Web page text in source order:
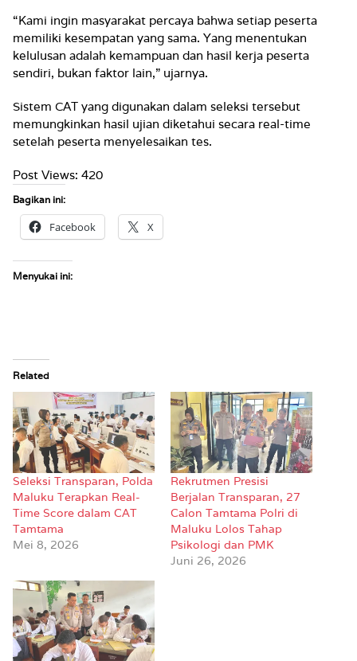
“Kami ingin masyarakat percaya bahwa setiap peserta
memiliki kesempatan yang sama. Yang menentukan
kelulusan adalah kemampuan dan hasil kerja peserta
sendiri, bukan faktor lain,” ujarnya.
Sistem CAT yang digunakan dalam seleksi tersebut
memungkinkan hasil ujian diketahui secara real-time
setelah peserta menyelesaikan tes.
Post Views: 420
Bagikan ini:
Facebook X
Menyukai ini:
Related
Seleksi Transparan, Polda
Maluku Terapkan Real-
Time Score dalam CAT
Tamtama
Mei 8, 2026
Rekrutmen Presisi
Berjalan Transparan, 27
Calon Tamtama Polri di
Maluku Lolos Tahap
Psikologi dan PMK
Juni 26, 2026